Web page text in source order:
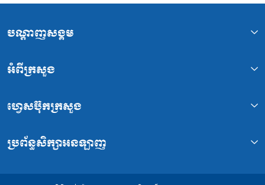
បណ្ដាញសង្គម
អំពីក្រសួង
ហ្វេសប៊ុកក្រសួង
ប្រព័ន្ធសិក្សាអនឡាញ